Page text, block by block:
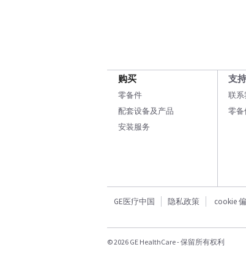
购买
零备件
配套设备及产品
安装服务
支持
联系
零
GE医疗中国 隐私政策 cookie
© 2026 GE HealthCare - 保留所有权利